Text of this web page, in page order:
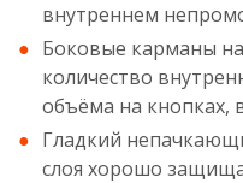
внутреннем
Боковые карманы
количество
объёма на кнопках,
Гладкий
слоя хорошо